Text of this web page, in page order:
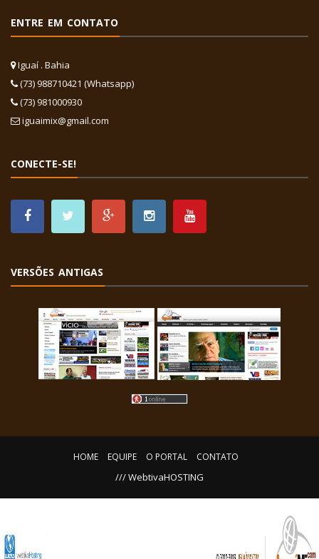
ENTRE EM CONTATO
Iguaí . Bahia
(73) 988710421 (Whatsapp)
(73) 981000930
iguaimix@gmail.com
CONECTE-SE!
VERSÕES ANTIGAS
HOME EQUIPE O PORTAL CONTATO
/// WebtivaHOSTING